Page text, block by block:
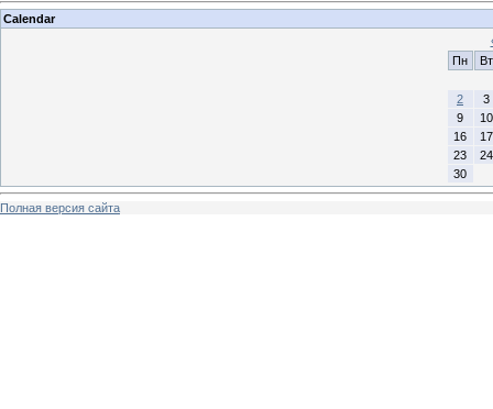
Calendar
Пн
Вт
2
3
9
10
16
17
23
24
30
Полная версия сайта